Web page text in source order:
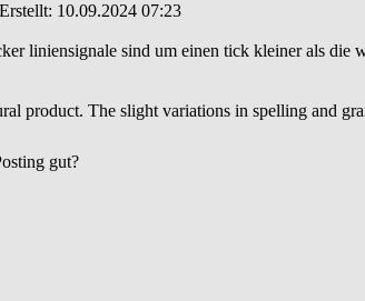
Erstellt: 10.09.2024 07:23
liniensignale sind um einen tick kleiner als die
product. The slight variations in spelling and
gut?